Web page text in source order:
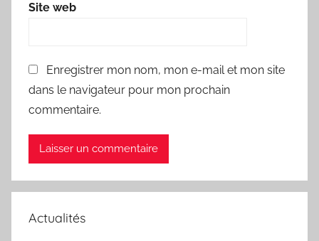
Site web
Enregistrer mon nom, mon e-mail et mon site
dans le navigateur pour mon prochain
commentaire.
Actualités